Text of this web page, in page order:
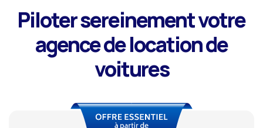
Piloter sereinement votre
agence de location de
voitures